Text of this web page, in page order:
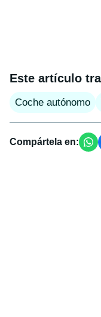
Este artículo
Coche autónomo
Compártela en: